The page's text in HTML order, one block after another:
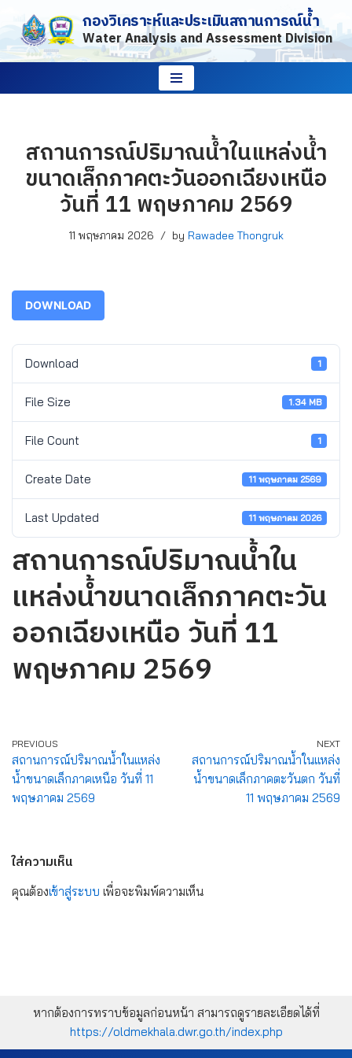
Skip
to
กองวิเคราะห์และประเมินสถานการณ์น้ำ
Water Analysis and Assessment Division
สถานการณ์ปริมาณน้ำในแหล่งน้ำ
ขนาดเล็กภาคตะวันออกเฉียงเหนือ
วันที่ 11 พฤษภาคม 2569
11 พฤษภาคม 2026 by Rawadee Thongruk
DOWNLOAD
Download 1
File Size 1.34 MB
File Count 1
Create Date 11 พฤษภาคม 2569
Last Updated 11 พฤษภาคม 2026
สถานการณ์ปริมาณน้ำใน
แหล่งน้ำขนาดเล็กภาคตะวัน
ออกเฉียงเหนือ วันที่ 11
พฤษภาคม 2569
PREVIOUS
สถานการณ์ปริมาณน้ำในแหล่ง
น้ำขนาดเล็กภาคเหนือ วันที่ 11
พฤษภาคม 2569
NEXT
สถานการณ์ปริมาณน้ำในแหล่ง
น้ำขนาดเล็กภาคตะวันตก วันที่
11 พฤษภาคม 2569
ใส่ความเห็น
คุณต้องเข้าสู่ระบบ เพื่อจะพิมพ์ความเห็น
หากต้องการทราบข้อมูลก่อนหน้า สามารถดูรายละเอียดได้ที่
https://oldmekhala.dwr.go.th/index.php